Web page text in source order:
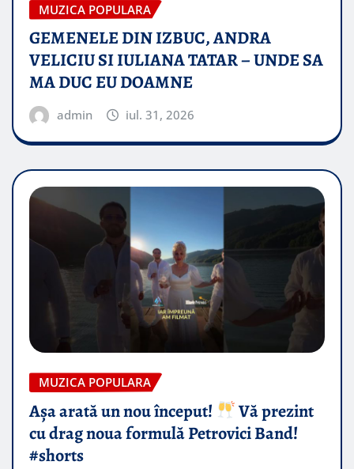
MUZICA POPULARA
GEMENELE DIN IZBUC, ANDRA
VELICIU SI IULIANA TATAR – UNDE SA
MA DUC EU DOAMNE
admin iul. 31, 2026
MUZICA POPULARA
Așa arată un nou început!
Vă prezint
cu drag noua formulă Petrovici Band!
#shorts